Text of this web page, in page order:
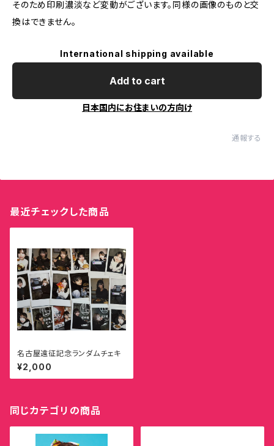
そのため印刷濃淡など変動がございます。同様の画像のものと交
換はできません。
International shipping available
Add to cart
日本国内にお住まいの方向け
通報する
最近チェックした商品
名古屋遠征記念ランダムチェキ
¥2,000
同じカテゴリの商品